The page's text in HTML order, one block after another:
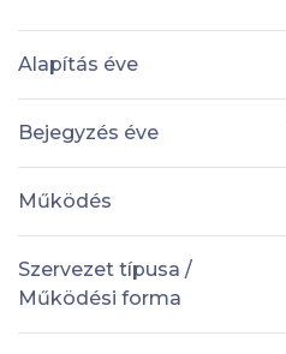
Alapítás éve
Bejegyzés éve
Működés
Szervezet típusa /
Működési forma